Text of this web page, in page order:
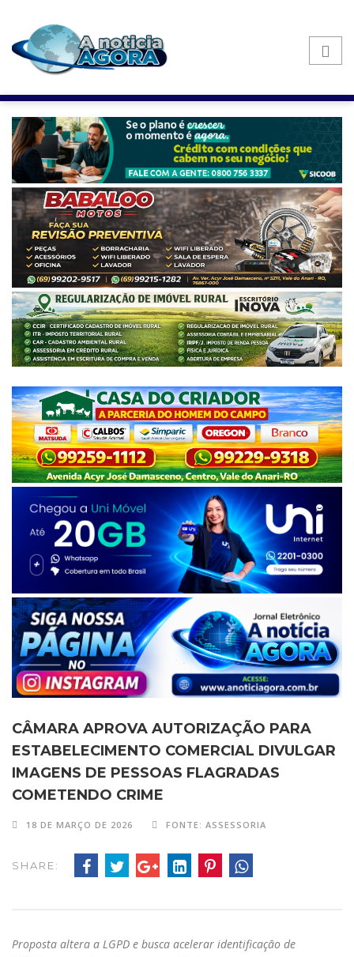
CÂMARA APROVA AUTORIZAÇÃO PARA
ESTABELECIMENTO COMERCIAL DIVULGAR
IMAGENS DE PESSOAS FLAGRADAS
COMETENDO CRIME
18 DE MARÇO DE 2026 FONTE: ASSESSORIA
SHARE:
Proposta altera a LGPD e busca acelerar identificação de